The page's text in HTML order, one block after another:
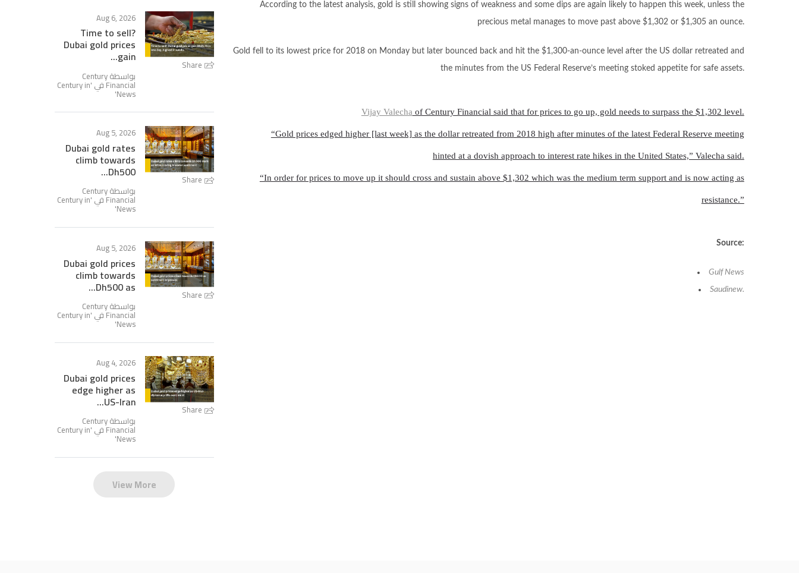
According to the latest analysis, gold is still showing signs of weakness and some dips are again likely to happen this week, unless the
precious metal manages to move past above $1,302 or $1,305 an ounce.
Gold fell to its lowest price for 2018 on Monday but later bounced back and hit the $1,300-an-ounce level after the US dollar retreated and
the minutes from the US Federal Reserve’s meeting stoked appetite for safe assets.
Vijay Valecha of Century Financial said that for prices to go up, gold needs to surpass the $1,302 level.
“Gold prices edged higher [last week] as the dollar retreated from 2018 high after minutes of the latest Federal Reserve meeting
hinted at a dovish approach to interest rate hikes in the United States,” Valecha said.
“In order for prices to move up it should cross and sustain above $1,302 which was the medium term support and is now acting as
resistance.”
Source:
Gulf News
Saudinew.
Share
Aug 6, 2026
Time to sell?
Dubai gold prices
gain...
بواسطة Century
Financial في ' Century in
News
'
Share
Aug 5, 2026
Dubai gold rates
climb towards
Dh500...
بواسطة Century
Financial في ' Century in
News
'
Share
Aug 5, 2026
Dubai gold prices
climb towards
Dh500 as...
بواسطة Century
Financial في ' Century in
News
'
Share
Aug 4, 2026
Dubai gold prices
edge higher as
US-Iran...
بواسطة Century
Financial في ' Century in
News
'
View More